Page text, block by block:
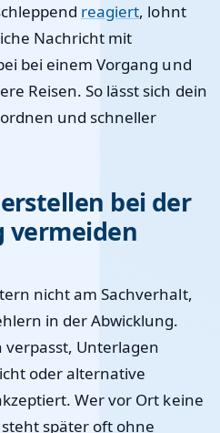
reagiert, lohnt
Nachricht mit
bei einem Vorgang und
Reisen. So lässt sich dein
und schneller
bei der
vermeiden
nicht am Sachverhalt,
in der Abwicklung.
Unterlagen
oder alternative
Wer vor Ort keine
später oft ohne